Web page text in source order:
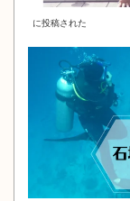
に投稿された